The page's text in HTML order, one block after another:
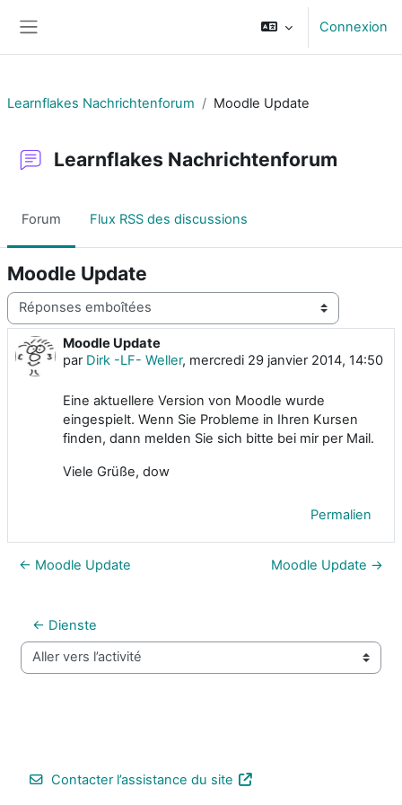
Connexion
Learnflakes Nachrichtenforum Moodle Update
Learnflakes Nachrichtenforum
Forum Flux RSS des discussions
Moodle Update
Type d’affichage
Moodle Update
par Dirk -LF- Weller, mercredi 29 janvier 2014, 14:50
Nombre de réponses : 0
Eine aktuellere Version von Moodle wurde
eingespielt. Wenn Sie Probleme in Ihren Kursen
finden, dann melden Sie sich bitte bei mir per Mail.
Viele Grüße, dow
Permalien
← Moodle Update Moodle Update →
← Dienste
Aller vers l’activité
Contacter l’assistance du site